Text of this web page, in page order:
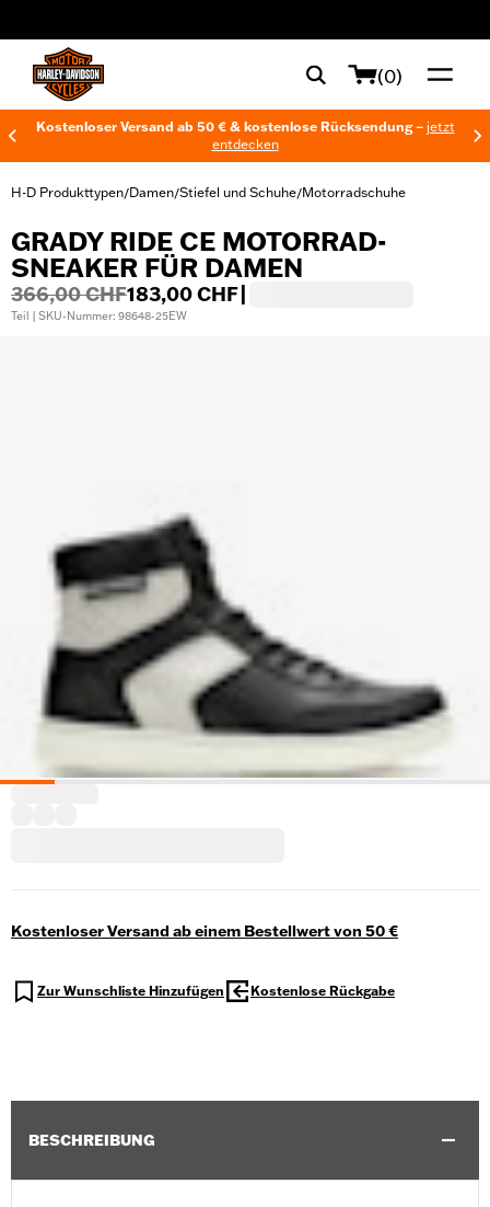
(0)
Kostenloser Versand ab 50 € & kostenlose Rücksendung – jetzt
entdecken
H-D Produkttypen/Damen/Stiefel und Schuhe/Motorradschuhe
GRADY RIDE CE MOTORRAD-
SNEAKER FÜR DAMEN
366,00 CHF183,00 CHF
Teil | SKU-Nummer: 98648-25EW
Kostenloser Versand ab einem Bestellwert von 50 €
Zur Wunschliste Hinzufügen Kostenlose Rückgabe
BESCHREIBUNG